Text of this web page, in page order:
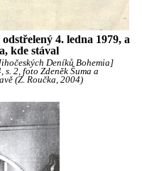
4. ledna 1979, a
kde stával
Deníků Bohemia]
2, foto Zdeněk Šuma a
(Z. Roučka, 2004)